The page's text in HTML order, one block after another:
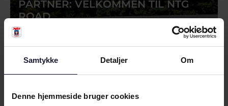
Samtykke Detaljer Om
Denne hjemmeside bruger cookies
PARTNER: VELKOMMEN TIL NTG
ROAD